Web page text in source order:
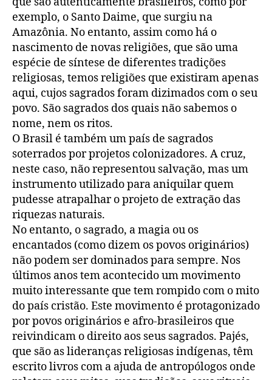
exemplo, o Santo Daime, que surgiu na
Amazônia. No entanto, assim como há o
nascimento de novas religiões, que são uma
espécie de síntese de diferentes tradições
religiosas, temos religiões que existiram apenas
aqui, cujos sagrados foram dizimados com o seu
povo. São sagrados dos quais não sabemos o
nome, nem os ritos.
O Brasil é também um país de sagrados
soterrados por projetos colonizadores. A cruz,
neste caso, não representou salvação, mas um
instrumento utilizado para aniquilar quem
pudesse atrapalhar o projeto de extração das
riquezas naturais.
No entanto, o sagrado, a magia ou os
encantados (como dizem os povos originários)
não podem ser dominados para sempre. Nos
últimos anos tem acontecido um movimento
muito interessante que tem rompido com o mito
do país cristão. Este movimento é protagonizado
por povos originários e afro-brasileiros que
reivindicam o direito aos seus sagrados. Pajés,
que são as lideranças religiosas indígenas, têm
escrito livros com a ajuda de antropólogos onde